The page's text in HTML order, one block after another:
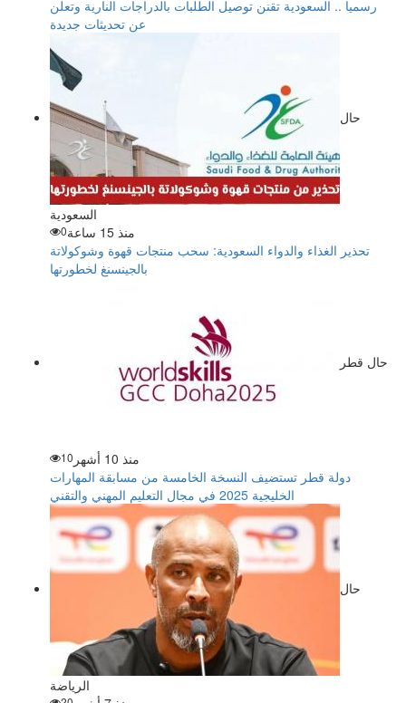
رسميا .. السعودية تقنن توصيل الطلبات بالدراجات النارية وتعلن
عن تحديثات جديدة
حال
السعودية
منذ 15 ساعة
0
تحذير الغذاء والدواء السعودية: سحب منتجات قهوة وشوكولاتة
بالجينسنغ لخطورتها
حال قطر
منذ 10 أشهر 10
دولة قطر تستضيف النسخة الخامسة من مسابقة المهارات
الخليجية 2025 في مجال التعليم المهني والتقني
حال
الرياضة